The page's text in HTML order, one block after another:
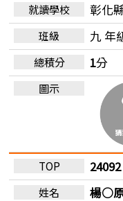
彰化
九 年
1分
24092
楊○